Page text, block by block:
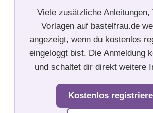
Viele zusätzliche Anleitungen,
Vorlagen auf bastelfrau.de
angezeigt, wenn du kostenlos
eingeloggt bist. Die Anmeldung
und schaltet dir direkt weitere
Kostenlos